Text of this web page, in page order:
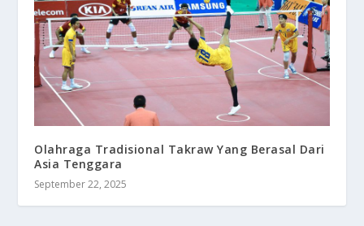
Olahraga Tradisional Takraw Yang Berasal Dari
Asia Tenggara
September 22, 2025